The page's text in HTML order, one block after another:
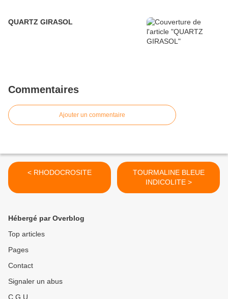
QUARTZ GIRASOL
Commentaires
Ajouter un commentaire
< RHODOCROSITE
TOURMALINE BLEUE
INDICOLITE >
Hébergé par Overblog
Top articles
Pages
Contact
Signaler un abus
C.G.U.